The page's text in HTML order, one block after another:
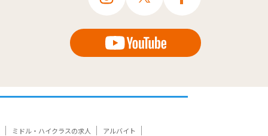
ミドル・ハイクラスの求人
アルバイト